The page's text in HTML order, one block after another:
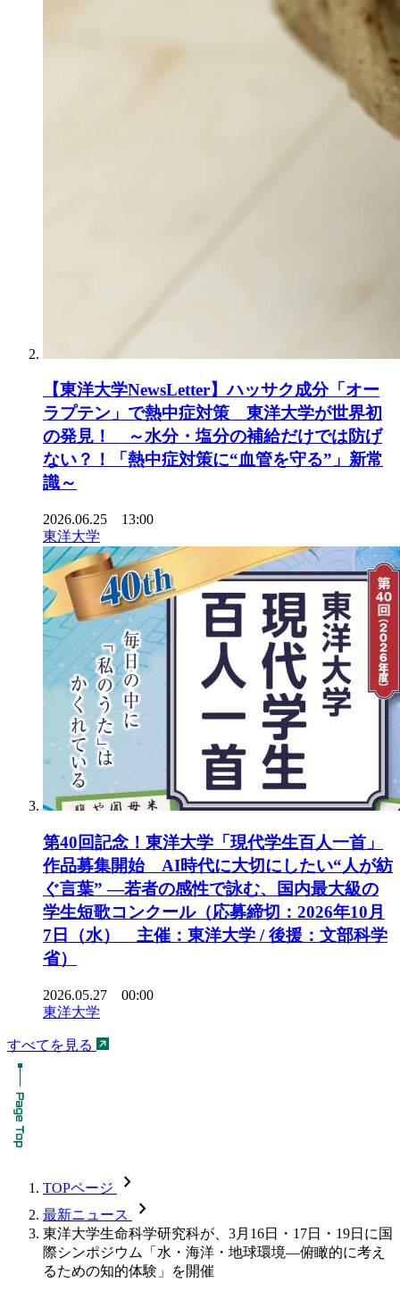
【東洋大学NewsLetter】ハッサク成分「オー
ラプテン」で熱中症対策 東洋大学が世界初
の発見！ ～水分・塩分の補給だけでは防げ
ない？！「熱中症対策に“血管を守る”」新常
識～
2026.06.25 13:00
東洋大学
第40回記念！東洋大学「現代学生百人一首」
作品募集開始 AI時代に大切にしたい“人が紡
ぐ言葉” ―若者の感性で詠む、国内最大級の
学生短歌コンクール（応募締切：2026年10月
7日（水） 主催：東洋大学 / 後援：文部科学
省）
2026.05.27 00:00
東洋大学
すべてを見る
TOPページ chevron_forward
最新ニュース chevron_forward
東洋大学生命科学研究科が、3月16日・17日・19日に国
際シンポジウム「水・海洋・地球環境―俯瞰的に考え
るための知的体験」を開催